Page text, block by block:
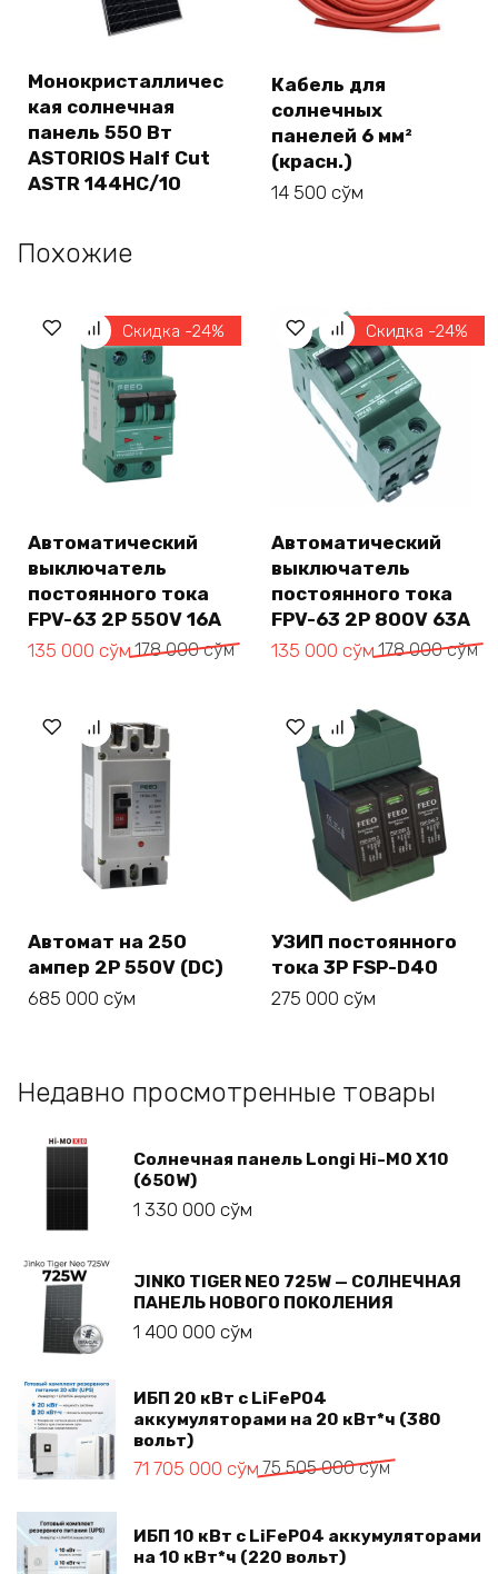
Монокристалличес
кая солнечная
панель 550 Вт
ASTORIOS Half Cut
ASTR 144HC/10
Кабель для
солнечных
панелей 6 мм²
(красн.)
14 500 сўм
Похожие
Скидка -24%
Автоматический
выключатель
постоянного тока
FPV-63 2P 550V 16A
178 000сўм
Первоначальная
178 000 сўм.
135 000 сўм
Текущая
Скидка -24%
Автоматический
выключатель
постоянного тока
FPV-63 2P 800V 63A
178 000сўм
Первоначальная
178 000 сўм.
135 000 сўм
Текущая
Автомат на 250
ампер 2P 550V (DC)
685 000 сўм
УЗИП постоянного
тока 3P FSP-D40
275 000 сўм
Недавно просмотренные товары
Солнечная панель Longi Hi-MO X10
(650W)
1 330 000 сўм
JINKO TIGER NEO 725W — СОЛНЕЧНАЯ
ПАНЕЛЬ НОВОГО ПОКОЛЕНИЯ
1 400 000 сўм
ИБП 20 кВт с LiFePO4
аккумуляторами на 20 кВт*ч (380
вольт)
75 505 000сўм
Первоначальная
75 505 000 сўм.
71 705 000 сўм
Текущая
ИБП 10 кВт с LiFePO4 аккумуляторами
на 10 кВт*ч (220 вольт)